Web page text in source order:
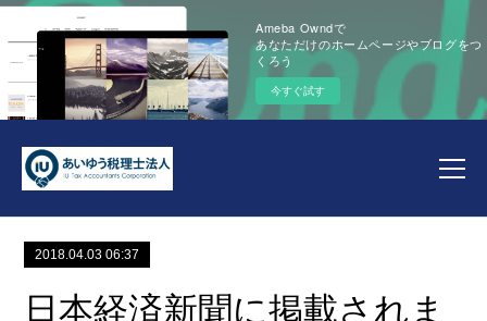
Ameba Owndで
あなただけのホームページやブログをつ
くろう
今すぐ試す
2018.04.03 06:37
日本経済新聞に掲載されま